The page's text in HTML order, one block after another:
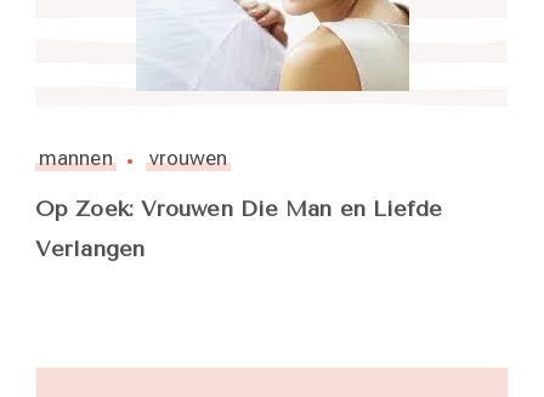
mannen vrouwen
Op Zoek: Vrouwen Die Man en Liefde
Verlangen